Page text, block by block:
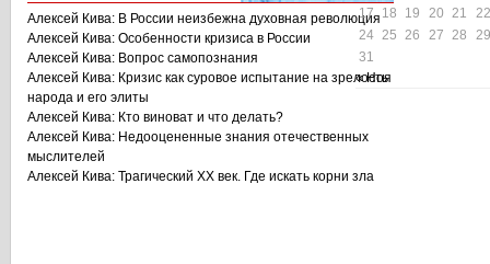
Алексей Кива: В России неизбежна духовная революция
Алексей Кива: Особенности кризиса в России
Алексей Кива: Вопрос самопознания
Алексей Кива: Кризис как суровое испытание на зрелость
народа и его элиты
Алексей Кива: Кто виноват и что делать?
Алексей Кива: Недооцененные знания отечественных
мыслителей
Алексей Кива: Трагический XX век. Где искать корни зла
17 18 19 20 21
22
24 25 26 27 28
29
31
« Ноя